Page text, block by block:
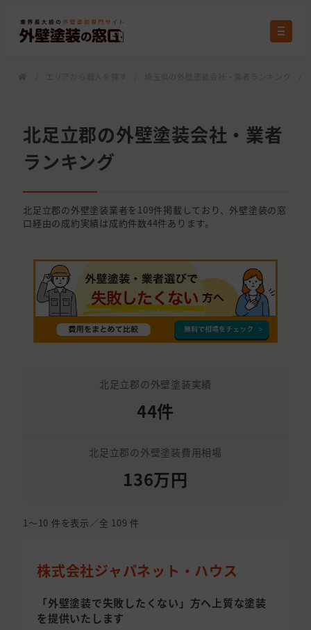
北足立郡の外壁塗装会社・業者
ランキング
北足立郡の外壁塗装業者を109件掲載しており、外壁塗装の窓
口経由の成約実績は成約件数44件あります。
北足立郡の外壁塗装実績
44件
北足立郡の外壁塗装費用相場
136万円
1〜10 件を表示／全 109 件
株式会社ジャパネット・ハウス
「外壁塗装で失敗したくない」方へ上質な塗装
を提供いたします